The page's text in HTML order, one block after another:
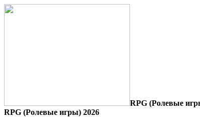
RPG (Ролевые
RPG (Ролевые игры) 2026